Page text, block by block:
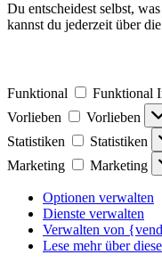
Du entscheidest selbst,
kannst du jederzeit über
Funktional Funktional
Vorlieben
Vorlieben
Statistiken
Statistiken
Marketing
Marketing
Optionen verwalten
Dienste verwalten
Verwalten von
Lese mehr über